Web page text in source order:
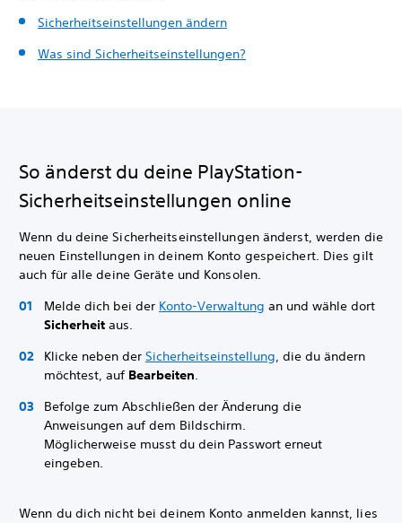
Sicherheitseinstellungen ändern
Was sind Sicherheitseinstellungen?
So änderst du deine PlayStation-
Sicherheitseinstellungen online
Wenn du deine Sicherheitseinstellungen änderst, werden die
neuen Einstellungen in deinem Konto gespeichert. Dies gilt
auch für alle deine Geräte und Konsolen.
Melde dich bei der Konto-Verwaltung an und wähle dort
Sicherheit aus.
Klicke neben der Sicherheitseinstellung, die du ändern
möchtest, auf Bearbeiten.
Befolge zum Abschließen der Änderung die
Anweisungen auf dem Bildschirm.
Möglicherweise musst du dein Passwort erneut
eingeben.
Wenn du dich nicht bei deinem Konto anmelden kannst, lies